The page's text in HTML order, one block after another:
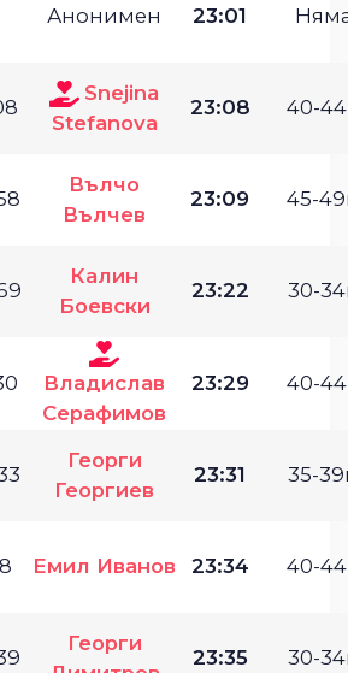
Анонимен 23:01
Snejina
Stefanova
23:08 40-
Вълчо
Вълчев
23:09 45-
Калин
Боевски
23:22 30-
Владислав
Серафимов
23:29 40-
Георги
Георгиев
23:31 35-
Емил Иванов 23:34 40-
Георги
23:35 30-